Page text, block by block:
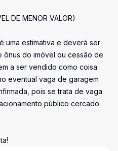
DE MENOR VALOR)
uma estimativa e deverá ser
ônus do imóvel ou cessão de
a ser vendido como coisa
eventual vaga de garagem
pois se trata de vaga
público cercado.